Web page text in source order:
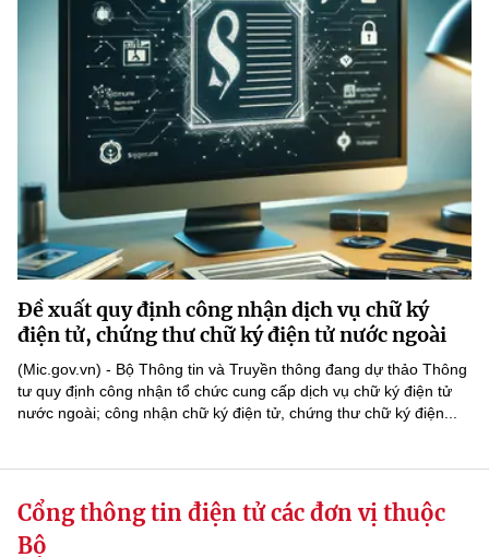
Đề xuất quy định công nhận dịch vụ chữ ký
điện tử, chứng thư chữ ký điện tử nước ngoài
(Mic.gov.vn) - Bộ Thông tin và Truyền thông đang dự thảo Thông
tư quy định công nhận tổ chức cung cấp dịch vụ chữ ký điện tử
nước ngoài; công nhận chữ ký điện tử, chứng thư chữ ký điện...
Cổng thông tin điện tử các đơn vị thuộc
Bộ